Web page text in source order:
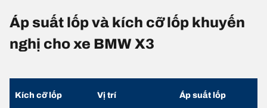
Áp suất lốp và kích cỡ lốp khuyến
nghị cho xe BMW X3
Kích cỡ lốp Vị trí Áp suất lốp